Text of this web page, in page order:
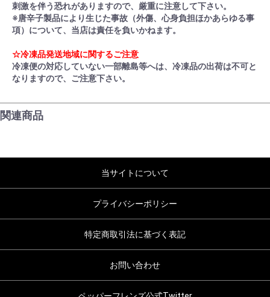
刺激を伴う恐れがありますので、厳重に注意して下さい。
※唐辛子製品により生じた事故（外傷、心身負担ほかあらゆる事
項）について、当店は責任を負いかねます。
☆冷凍品発送地域に関するご注意
冷凍便の対応していない一部離島等へは、冷凍品の出荷は不可と
なりますので、ご注意下さい。
関連商品
当サイトについて
プライバシーポリシー
特定商取引法に基づく表記
お問い合わせ